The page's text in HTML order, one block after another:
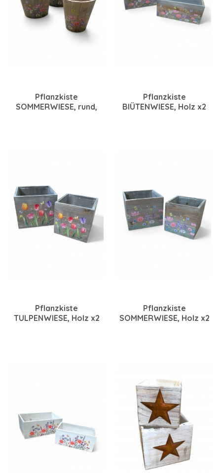
Pflanzkiste
SOMMERWIESE, rund,
Pflanzkiste
BlÜTENWIESE, Holz x2
Pflanzkiste
TULPENWIESE, Holz x2
Pflanzkiste
SOMMERWIESE, Holz x2